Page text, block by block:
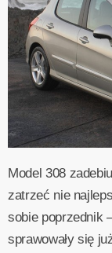
Model 308
zatrzeć nie
sobie poprzednik
sprawowały się